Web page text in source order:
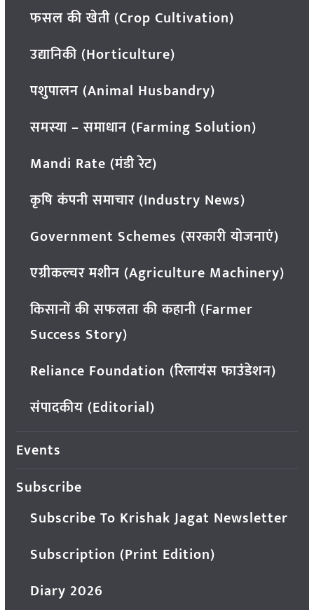
फसल की खेती (Crop Cultivation)
उद्यानिकी (Horticulture)
पशुपालन (Animal Husbandry)
समस्या – समाधान (Farming Solution)
Mandi Rate (मंडी रेट)
कृषि कंपनी समाचार (Industry News)
Government Schemes (सरकारी योजनाएं)
एग्रीकल्चर मशीन (Agriculture Machinery)
किसानों की सफलता की कहानी (Farmer
Success Story)
Reliance Foundation (रिलायंस फाउंडेशन)
संपादकीय (Editorial)
Events
Subscribe
Subscribe To Krishak Jagat Newsletter
Subscription (Print Edition)
Diary 2026